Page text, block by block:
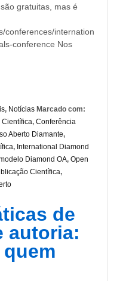
gratuitas, mas é
conferences/internation
conference Nos
, Notícias Marcado com:
Científica, Conferência
Aberto Diamante,
, International Diamond
Diamond OA, Open
Científica,
de
autoria: